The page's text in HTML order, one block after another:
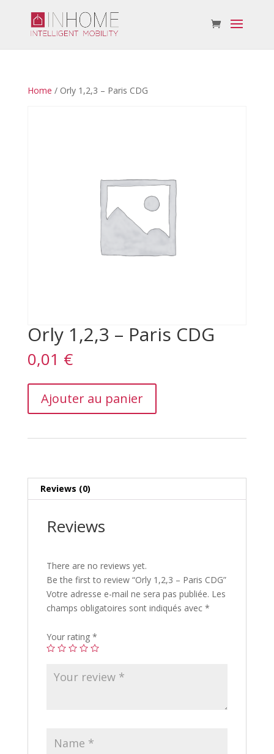
Home / Orly 1,2,3 – Paris CDG
Orly 1,2,3 – Paris CDG
0,01 €
1,2,3Ajouter au panier
Reviews (0)
Reviews
There are no reviews yet.
Be the first to review “Orly 1,2,3 – Paris CDG”
Votre adresse e-mail ne sera pas publiée. Les
champs obligatoires sont indiqués avec *
Your rating *